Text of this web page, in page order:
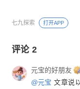
七九探索 打开APP
评论 2
元宝的好朋友
@元宝 文章说